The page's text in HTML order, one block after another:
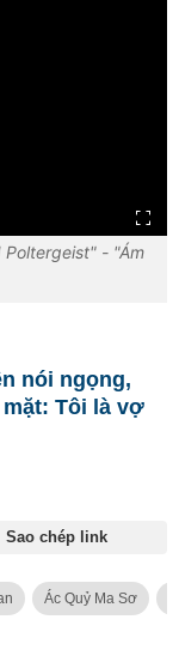
Poltergeist" - "Ám
nói ngọng,
Tôi là vợ
Sao chép link
Ác Quỷ Ma Sơ